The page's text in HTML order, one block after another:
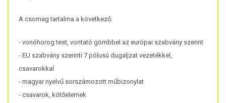
A csomag tartalma a következő:
- vonóhorog test, vontató gömbbel az európai szabvány szerint
- EU szabvány szerinti 7 pólusú dugaljzat vezetékkel,
csavarokkal
- magyar nyelvű sorszámozott műbizonylat
- csavarok, kötőelemek